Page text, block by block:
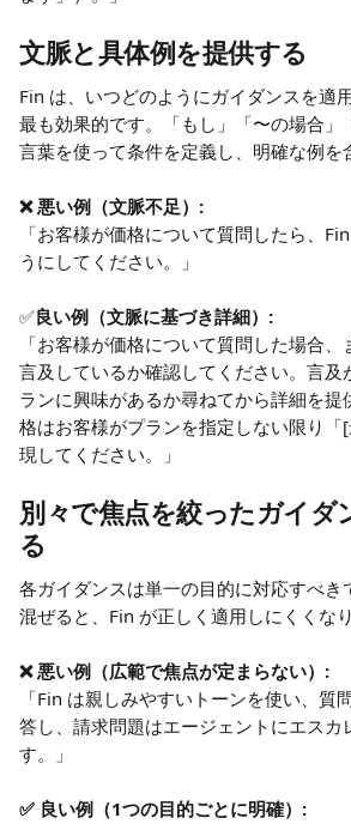
文脈と具体例を提供する
Fin は、いつどのようにガイダンスを適
最も効果的です。「もし」「〜の場合」
言葉を使って条件を定義し、明確な例を
❌ 悪い例（文脈不足）:
「お客様が価格について質問したら、
うにしてください。」
✅良い例（文脈に基づき詳細）:
「お客様が価格について質問した場合
言及しているか確認してください。言及
ランに興味があるか尋ねてから詳細を提
格はお客様がプランを指定しない限り
現してください。」
別々で焦点を絞ったガイダ
る
各ガイダンスは単一の目的に対応すべき
混ぜると、Fin が正しく適用しにくくなり
❌ 悪い例（広範で焦点が定まらない）:
「Fin は親しみやすいトーンを使い、質
答し、請求問題はエージェントにエスカ
す。」
✅ 良い例（1つの目的ごとに明確）: